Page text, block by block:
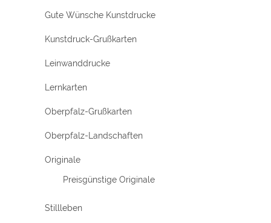
Gute Wünsche Kunstdrucke
Kunstdruck-Grußkarten
Leinwanddrucke
Lernkarten
Oberpfalz-Grußkarten
Oberpfalz-Landschaften
Originale
Preisgünstige Originale
Stillleben